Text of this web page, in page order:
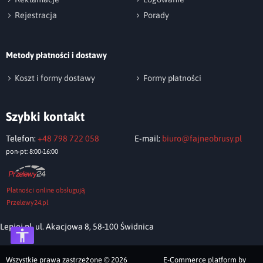
Wyślij opinię
Rejestracja
Porady
Metody płatności i dostawy
Koszt i formy dostawy Formy płatności
Szybki kontakt
Telefon: +48 798 722 058
pon-pt: 8:00-16:00
E-mail: biuro@fajneobrusy.pl
Płatności online obsługują
Przelewy24.pl
Lepiej.pl, ul. Akacjowa 8, 58-100 Świdnica
Wszystkie prawa zastrzeżone © 2026 E-Commerce platform by